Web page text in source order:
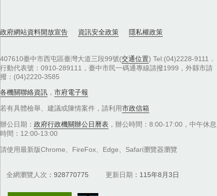
政府網站資料開放宣告 資訊安全政策 隱私權政策
407610臺中市西屯區臺灣大道三段99號(交通位置) Tel:(04)2228-9111．
行動代表號：0910-289111，臺中市民一碼通專線請撥1999，外縣市請
撥：(04)2220-3585
各機關聯絡資訊 ， 市府電子報
若有具體檢舉、建議或陳情案件，請利用市政信箱
辦公日期： 政府行政機關辦公日曆表 ，辦公時間：8:00-17:00，中午休息
時間：12:00-13:00
請使用最新版Chrome、FireFox、Edge、Safari瀏覽器瀏覽
全網瀏覽人次 928770775 更新日期 115年8月3日